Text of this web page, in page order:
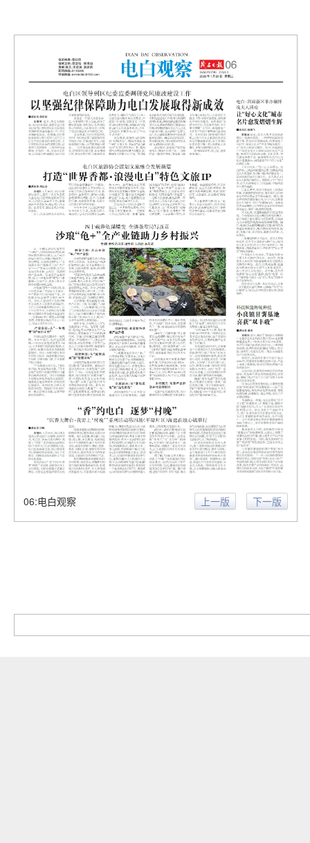
06:电白观察 上一版 下一版